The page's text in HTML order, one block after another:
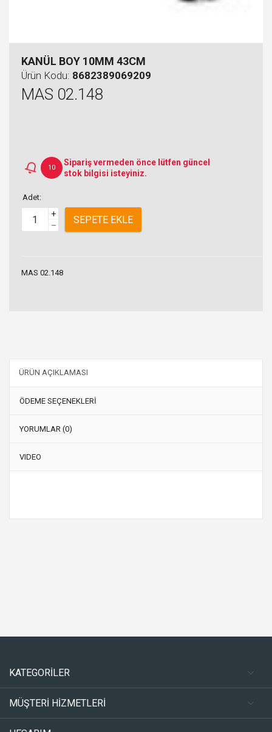
KANÜL BOY 10MM 43CM
Ürün Kodu: 8682389069209
MAS 02.148
10
Sipariş vermeden önce lütfen güncel
stok bilgisi isteyiniz.
Adet:
+
–
SEPETE EKLE
MAS 02.148
ÜRÜN AÇIKLAMASI
ÖDEME SEÇENEKLERİ
YORUMLAR (0)
VIDEO
KATEGORİLER
MÜŞTERİ HİZMETLERİ